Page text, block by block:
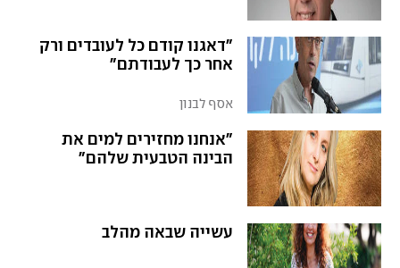
"דאגנו קודם כל לעובדים ורק
אחר כך לעבודתם"
אסף לבנון
"אנחנו מחזירים למים את
הבינה הטבעית שלהם"
עשייה שבאה מהלב